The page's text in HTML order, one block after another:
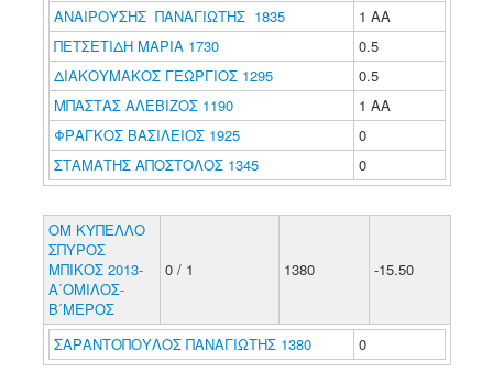
ΑΝΑΙΡΟΥΣΗΣ ΠΑΝΑΓΙΩΤΗΣ 1835
1 ΑΑ
ΠΕΤΣΕΤΙΔΗ ΜΑΡΙΑ 1730
0.5
ΔΙΑΚΟΥΜΑΚΟΣ ΓΕΩΡΓΙΟΣ 1295
0.5
ΜΠΑΣΤΑΣ ΑΛΕΒΙΖΟΣ 1190
1 ΑΑ
ΦΡΑΓΚΟΣ ΒΑΣΙΛΕΙΟΣ 1925
0
ΣΤΑΜΑΤΗΣ ΑΠΟΣΤΟΛΟΣ 1345
0
ΟΜ ΚΥΠΕΛΛΟ
ΣΠΥΡΟΣ
ΜΠΙΚΟΣ 2013-
Α΄ΟΜΙΛΟΣ-
Β΄ΜΕΡΟΣ
0 / 1 1380 -15.50
ΣΑΡΑΝΤΟΠΟΥΛΟΣ ΠΑΝΑΓΙΩΤΗΣ 1380 0